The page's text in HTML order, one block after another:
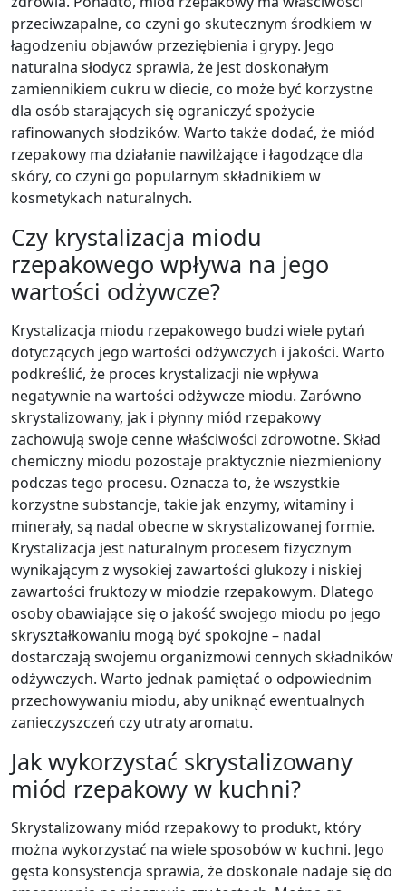
przeciwzapalne, co czyni go skutecznym środkiem w
łagodzeniu objawów przeziębienia i grypy. Jego
naturalna słodycz sprawia, że jest doskonałym
zamiennikiem cukru w diecie, co może być korzystne
dla osób starających się ograniczyć spożycie
rafinowanych słodzików. Warto także dodać, że miód
rzepakowy ma działanie nawilżające i łagodzące dla
skóry, co czyni go popularnym składnikiem w
kosmetykach naturalnych.
Czy krystalizacja miodu
rzepakowego wpływa na jego
wartości odżywcze?
Krystalizacja miodu rzepakowego budzi wiele pytań
dotyczących jego wartości odżywczych i jakości. Warto
podkreślić, że proces krystalizacji nie wpływa
negatywnie na wartości odżywcze miodu. Zarówno
skrystalizowany, jak i płynny miód rzepakowy
zachowują swoje cenne właściwości zdrowotne. Skład
chemiczny miodu pozostaje praktycznie niezmieniony
podczas tego procesu. Oznacza to, że wszystkie
korzystne substancje, takie jak enzymy, witaminy i
minerały, są nadal obecne w skrystalizowanej formie.
Krystalizacja jest naturalnym procesem fizycznym
wynikającym z wysokiej zawartości glukozy i niskiej
zawartości fruktozy w miodzie rzepakowym. Dlatego
osoby obawiające się o jakość swojego miodu po jego
skryształkowaniu mogą być spokojne – nadal
dostarczają swojemu organizmowi cennych składników
odżywczych. Warto jednak pamiętać o odpowiednim
przechowywaniu miodu, aby uniknąć ewentualnych
zanieczyszczeń czy utraty aromatu.
Jak wykorzystać skrystalizowany
miód rzepakowy w kuchni?
Skrystalizowany miód rzepakowy to produkt, który
można wykorzystać na wiele sposobów w kuchni. Jego
gęsta konsystencja sprawia, że doskonale nadaje się do